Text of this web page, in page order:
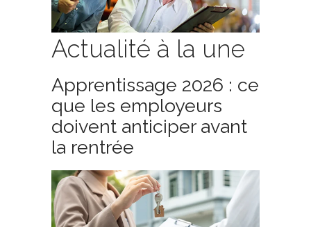
Actualité à la une
Apprentissage 2026 : ce
que les employeurs
doivent anticiper avant
la rentrée